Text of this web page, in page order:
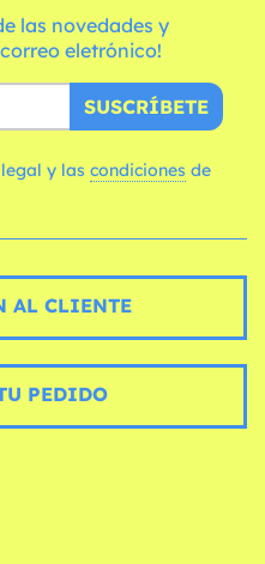
las novedades y
eletrónico!
SUSCRÍBETE
y las condiciones
AL CLIENTE
PEDIDO